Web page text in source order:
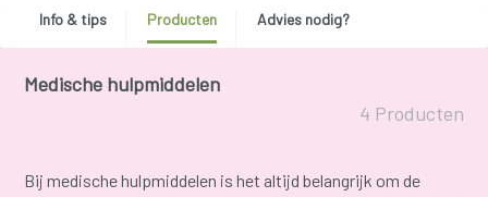
Info & tips Producten Advies nodig?
Medische hulpmiddelen
4 Producten
Bij medische hulpmiddelen is het altijd belangrijk om de